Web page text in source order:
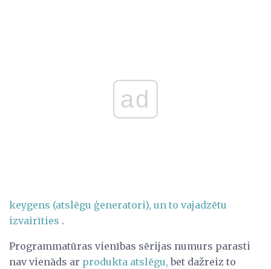
ad
keygens (atslēgu ģeneratori), un to vajadzētu
izvairīties .
Programmatūras vienības sērijas numurs parasti
nav vienāds ar produkta atslēgu, bet dažreiz to